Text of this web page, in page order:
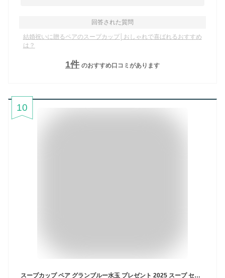
回答された質問
結婚祝いに贈るペアのスープカップ│おしゃれで喜ばれるおすすめ
は？
1件 のおすすめ口コミがあります
10